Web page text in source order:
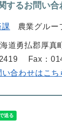
するお問い合
農業グルー
道勇払郡厚真
Fax：
い合わせはこち